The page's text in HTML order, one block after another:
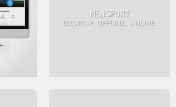
MENSPORT
BEDRIJF, OFFLINE, ONLINE